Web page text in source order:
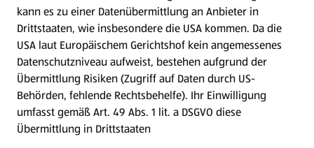
Gutscheingroßbestellung
(öffnet in einem neuen Tab)
Folge uns hier:
Jetzt die HOFER App downloaden
kann es zu einer Datenübermittlung an Anbieter in
Drittstaaten, wie insbesondere die USA kommen. Da die
USA laut Europäischem Gerichtshof kein angemessenes
Datenschutzniveau aufweist, bestehen aufgrund der
Übermittlung Risiken (Zugriff auf Daten durch US-
Behörden, fehlende Rechtsbehelfe). Ihr Einwilligung
umfasst gemäß Art. 49 Abs. 1 lit. a DSGVO diese
Übermittlung in Drittstaaten